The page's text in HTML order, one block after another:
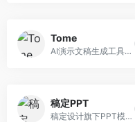
Tome
AI演示文稿生成工具，专注于故事化演示创作。面向创业者和营销人员，提供故事叙述、视觉设计、内容生成等服务，演示文稿叙事性强。
稿定PPT
稿定设计旗下PPT模板资源库，整合AI生成功能。面向设计师和职场人士，提供海量PPT模板、AI内容生成等服务，模板质量高。